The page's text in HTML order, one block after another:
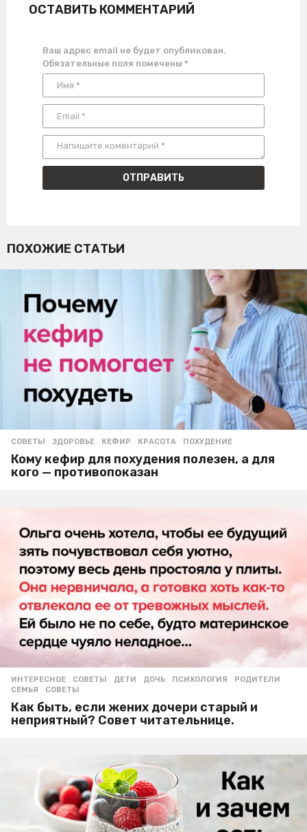
ОСТАВИТЬ КОММЕНТАРИЙ
Ваш адрес email не будет опубликован.
Обязательные поля помечены *
ПОХОЖИЕ СТАТЬИ
СОВЕТЫ ЗДОРОВЬЕ ,КЕФИР ,КРАСОТА ,ПОХУДЕНИЕ
Кому кефир для похудения полезен, а для
кого — противопоказан
ИНТЕРЕСНОЕ ,СОВЕТЫ ДЕТИ ,ДОЧЬ ,ПСИХОЛОГИЯ ,РОДИТЕЛИ
СЕМЬЯ
,СОВЕТЫ
Как быть, если жених дочери старый и
неприятный? Совет читательнице.